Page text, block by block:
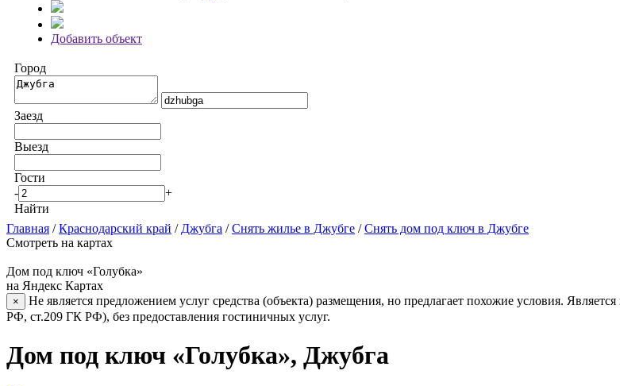
Добавить объект
Город
Заезд
Выезд
Гости
-
+
Найти
Главная /Краснодарский край / Джубга /Снять жилье в Джубге /Снять дом под ключ в Джубге
Смотреть на картах
Дом под ключ «Голубка»
на Яндекс Картах
×
Не является предложением услуг средства (объекта) размещения, но предлагает похожие условия.
РФ, ст.209 ГК РФ), без предоставления гостиничных услуг.
Дом под ключ «Голубка», Джубга